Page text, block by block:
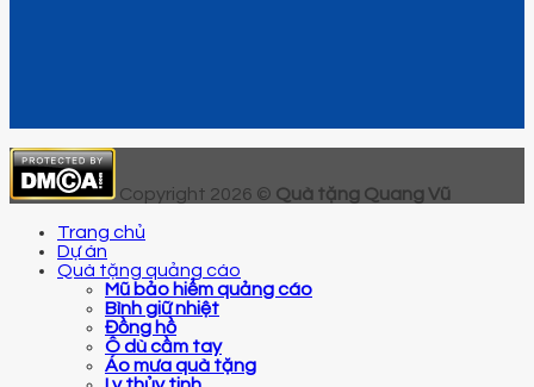
Copyright 2026 © Quà tặng Quang Vũ
Trang chủ
Dự án
Quà tặng quảng cáo
Mũ bảo hiểm quảng cáo
Bình giữ nhiệt
Đồng hồ
Ô dù cầm tay
Áo mưa quà tặng